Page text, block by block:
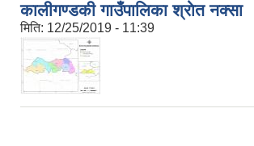
कालीगण्डकी गाउँपालिका श्राेत नक्सा
मिति: 12/25/2019 - 11:39